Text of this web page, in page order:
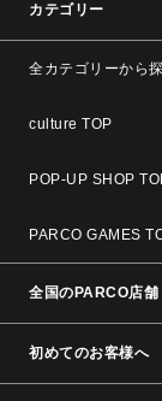
カテゴリー
全カテゴリーから
culture TOP
POP-UP SHOP
PARCO GAMES
全国のPARCO店舗
初めてのお客様へ